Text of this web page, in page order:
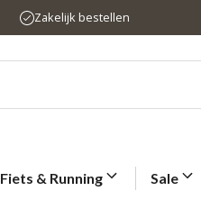
Zakelijk bestellen
Fiets & Running Sale